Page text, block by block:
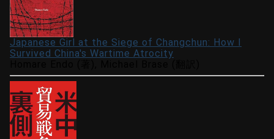
Japanese Girl at the Siege of Changchun: How I
Survived China's Wartime Atrocity